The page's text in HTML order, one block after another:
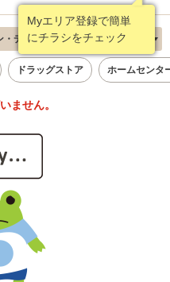
Myエリア登録で簡単
にチラシをチェック
リバリー・外食 新着順
ドラッグストア ホームセンタ
ません。